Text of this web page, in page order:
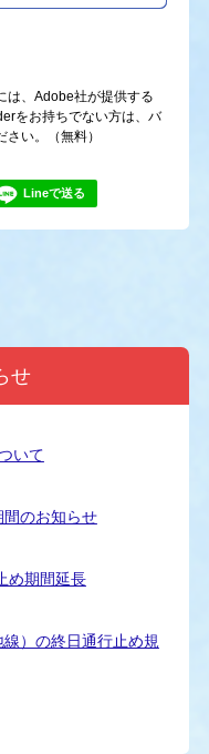
は、Adobe社が提供する
をお持ちでない方は、バ
い。（無料）
Lineで送る
せ
いて
のお知らせ
め期間延長
線）の終日通行止め規